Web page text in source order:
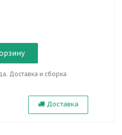
Доставка и сборка
Доставка